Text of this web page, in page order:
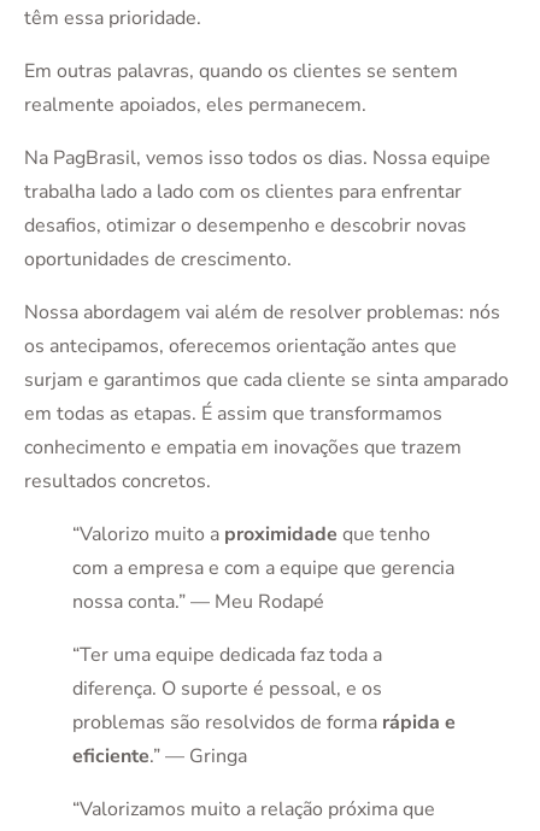
têm essa prioridade.
Em outras palavras, quando os clientes se sentem
realmente apoiados, eles permanecem.
Na PagBrasil, vemos isso todos os dias. Nossa equipe
trabalha lado a lado com os clientes para enfrentar
desafios, otimizar o desempenho e descobrir novas
oportunidades de crescimento.
Nossa abordagem vai além de resolver problemas: nós
os antecipamos, oferecemos orientação antes que
surjam e garantimos que cada cliente se sinta amparado
em todas as etapas. É assim que transformamos
conhecimento e empatia em inovações que trazem
resultados concretos.
“Valorizo muito a proximidade que tenho
com a empresa e com a equipe que gerencia
nossa conta.” — Meu Rodapé
“Ter uma equipe dedicada faz toda a
diferença. O suporte é pessoal, e os
problemas são resolvidos de forma rápida e
eficiente.” — Gringa
“Valorizamos muito a relação próxima que